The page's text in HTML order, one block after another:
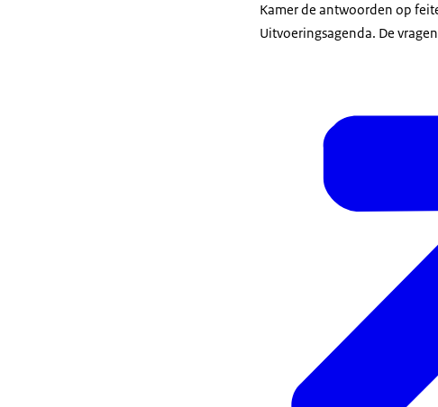
Kamer de antwoorden op
Uitvoeringsagenda. De